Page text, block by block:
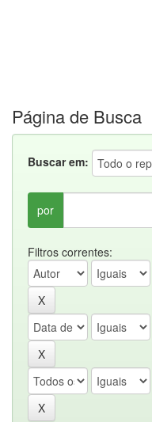
Página de Busca
Buscar em:
por
Filtros correntes: